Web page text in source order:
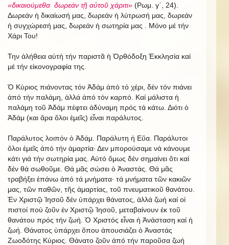
«δικαιούμεθα δωρεάν τῇ αὐτοῦ χάριτι» (Ρωμ. γ΄, 24).
Δωρεάν ἡ δικαίωσή μας, δωρεάν ἡ λύτρωσή μας, δωρεάν
ἡ συγχώρεσή μας, δωρεάν ἡ σωτηρία μας . Μόνο μέ τήν
Χάρι Του!
Την ἀλήθεια αὐτή τήν παριστᾶ ἡ Ὀρθόδοξη Ἐκκλησία καί
μέ τήν εἰκονογραφία της.
Ὁ Κύριος πιάνοντας τόν Ἀδάμ ἀπό τό χέρι, δέν τόν πιάνει
ἀπό τήν παλάμη, ἀλλά ἀπό τόν καρπό. Καί μάλιστα ἡ
παλάμη τοῦ Ἀδάμ πέφτει ἀδύναμη πρός τά κάτω. Διότι ὁ
Ἀδάμ (και ἄρα ὅλοι ἐμεῖς) εἶναι παράλυτος.
Παράλυτος λοιπόν ὁ Ἀδάμ. Παράλυτη ἡ Εὔα. Παράλυτοι
ὅλοι ἐμεῖς ἀπό τήν ἁμαρτία· Δεν μπορούσαμε νά κάνουμε
κάτι γιά τήν σωτηρία μας. Αὐτό ὅμως δέν σημαίνει ὅτι καί
δέν θά σωθοῦμε. Θά μᾶς σώσει ὁ Ἀναστάς. Θά μᾶς
τραβήξει ἐπάνω ἀπό τά μνἠματα· τά μνήματα τῶν κακιῶν
μας, τῶν παθῶν, τῆς ἁμαρτίας, τοῦ πνευματικοῦ θανάτου.
Ἐν Χριστῷ Ἰησοῦ δέν ὑπάρχει θάνατος, ἀλλά ζωή καί οἱ
πιστοί πού ζοῦν ἐν Χριστῷ Ἰησοῦ, μεταβαίνουν ἐκ τοῦ
θανάτου πρός τήν ζωή. Ὁ Χριστός εἶναι ἡ Ἀνάσταση καί ἡ
ζωή. Θάνατος ὑπάρχει ὅπου ἀπουσιάζει ὁ Ἀναστάς
Ζωοδότης Κύριος. Θάνατο ζοῦν ἀπό τήν παροῦσα ζωή